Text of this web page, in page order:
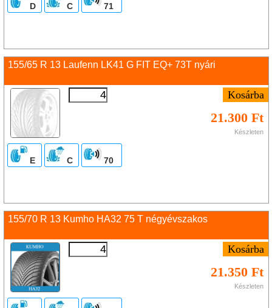
D C 71
155/65 R 13 Laufenn LK41 G FIT EQ+ 73T nyári
21.300 Ft
Készleten
E C 70
155/70 R 13 Kumho HA32 75 T négyévszakos
21.350 Ft
Készleten